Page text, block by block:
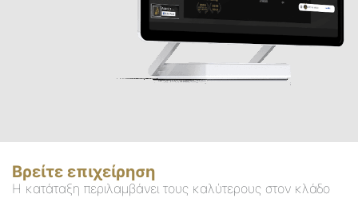
Βρείτε επιχείρηση
Η κατάταξη περιλαμβάνει τους καλύτερους στον κλάδο